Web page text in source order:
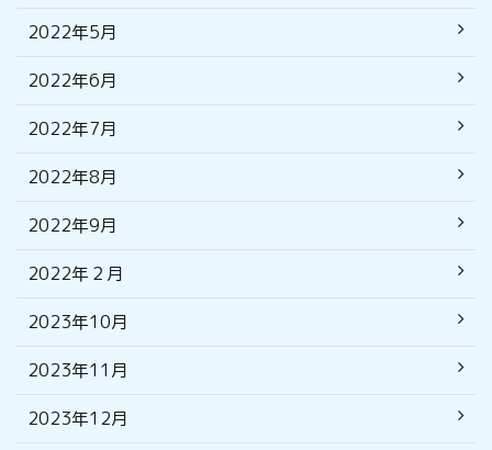
2022年5月
2022年6月
2022年7月
2022年8月
2022年9月
2022年２月
2023年10月
2023年11月
2023年12月